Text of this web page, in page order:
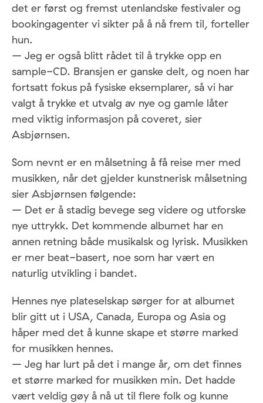
det er først og fremst utenlandske festivaler og
bookingagenter vi sikter på å nå frem til, forteller
hun.
– Jeg er også blitt rådet til å trykke opp en
sample-CD. Bransjen er ganske delt, og noen har
fortsatt fokus på fysiske eksemplarer, så vi har
valgt å trykke et utvalg av nye og gamle låter
med viktig informasjon på coveret, sier
Asbjørnsen.
Som nevnt er en målsetning å få reise mer med
musikken, når det gjelder kunstnerisk målsetning
sier Asbjørnsen følgende:
– Det er å stadig bevege seg videre og utforske
nye uttrykk. Det kommende albumet har en
annen retning både musikalsk og lyrisk. Musikken
er mer beat-basert, noe som har vært en
naturlig utvikling i bandet.
Hennes nye plateselskap sørger for at albumet
blir gitt ut i USA, Canada, Europa og Asia og
håper med det å kunne skape et større marked
for musikken hennes.
– Jeg har lurt på det i mange år, om det finnes
et større marked for musikken min. Det hadde
vært veldig gøy å nå ut til flere folk og kunne